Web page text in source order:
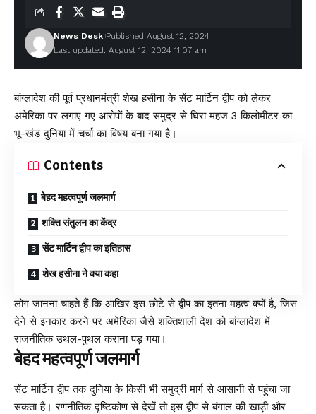
Last updated: August 12, 2024 11:07 am
News Desk Published August 12, 2024
बांग्लादेश की पूर्व प्रधानमंत्री शेख हसीना के सेंट मार्टिन द्वीप को लेकर
अमेरिका पर लगाए गए आरोपों के बाद समुद्र से घिरा महज 3 किलोमीटर का
भू-खंड दुनिया में चर्चा का विषय बना गया है।
Contents
बेहद महत्वपूर्ण जलमार्ग
शक्ति संतुलन का केंद्र
सेंट मार्टिन द्वीप का इतिहास
शेख हसीना ने क्या कहा
लोग जानना चाहते हैं कि आखिर इस छोटे से द्वीप का इतना महत्व क्यों है, जिस
देने से इनकार करने पर अमेरिका जैसे शक्तिशाली देश को बांग्लादेश में
राजनीतिक उथल-पुथल कराना पड़ गया।
बेहद महत्वपूर्ण जलमार्ग
सेंट मार्टिन द्वीप तक दुनिया के किसी भी समुद्री मार्ग से आसानी से पहुंचा जा
सकता है। रणनीतिक दृष्टिकोण से देखें तो इस द्वीप से बंगाल की खाड़ी और